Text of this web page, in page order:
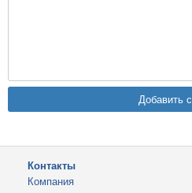
Контакты
Компания